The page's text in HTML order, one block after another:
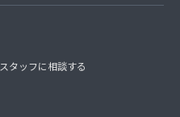
スタッフに相談する